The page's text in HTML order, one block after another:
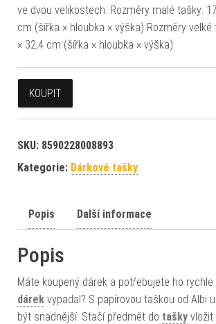
ve dvou velikostech: Rozměry malé tašky:
cm (šířka × hloubka × výška) Rozměry velké
× 32,4 cm (šířka × hloubka × výška)
KOUPIT
SKU: 8590228008893
Kategorie: Dárkové tašky
Popis Další informace
Popis
Máte koupený dárek a potřebujete ho rychle
dárek vypadal? S papírovou taškou od Albi
být snadnější. Stačí předmět do tašky vložit